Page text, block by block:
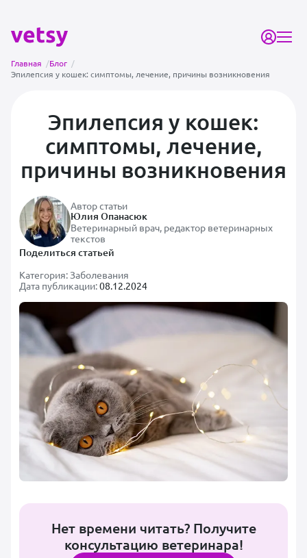
Главная /Блог /
Эпилепсия у кошек: симптомы, лечение, причины возникновения
Эпилепсия у кошек:
симптомы, лечение,
причины возникновения
Автор статьи
Юлия Опанасюк
Ветеринарный врач, редактор ветеринарных
текстов
Поделиться статьей
Категория:Заболевания
Дата публикации:08.12.2024
Нет времени читать? Получите
консультацию ветеринара!